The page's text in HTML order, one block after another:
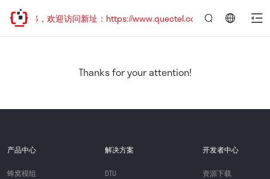
址已迁移，欢迎访问新址：https://www.quectel.com.cn
Thanks for your attention!
产品中心
蜂窝模组
解决方案
DTU
开发者中心
资源下载